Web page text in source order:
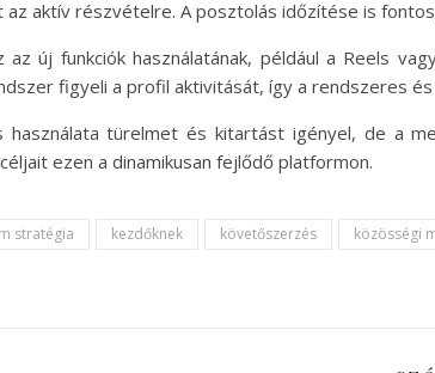
aktív részvételre. A posztolás időzítése is
az új funkciók használatának, például a Reels
figyeli a profil aktivitását, így a rendszeres
használata türelmet és kitartást igényel, de a
ezen a dinamikusan fejlődő platformon.
stratégia kezdőknek követőszerzés közösségi